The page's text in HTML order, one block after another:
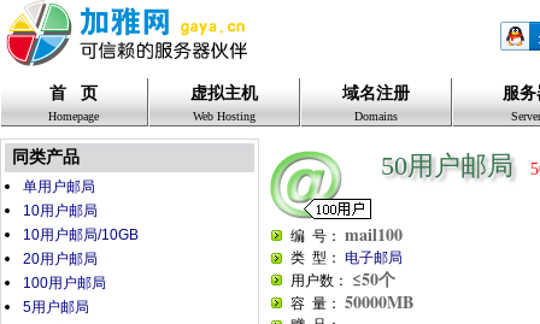
首 页
Homepage
虚拟主机
Web Hosting
域名注册
Domains
服务
同类产品
单用户邮局
10用户邮局
10用户邮局/10GB
20用户邮局
100用户邮局
5用户邮局
50用户邮局
编 号： mail100
类 型： 电子邮局
用户数： ≤50个
容 量： 50000MB